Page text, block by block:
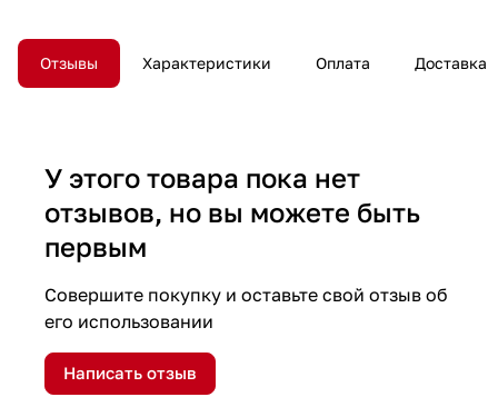
Отзывы Характеристики Оплата Доставка
У этого товара пока нет
отзывов, но вы можете быть
первым
Совершите покупку и оставьте свой отзыв об
его использовании
Написать отзыв